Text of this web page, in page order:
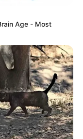
Age - Most